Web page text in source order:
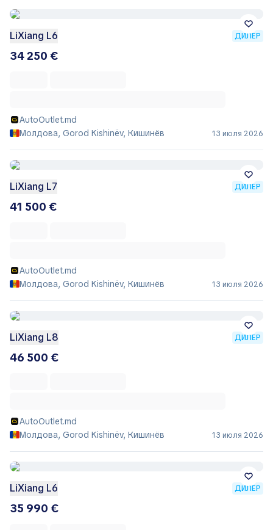
LiXiang L6 ДИЛЕР
34 250 €
AutoOutlet.md
Молдова, Gorod Kishinëv, Кишинёв
13 июля 2026
LiXiang L7 ДИЛЕР
41 500 €
AutoOutlet.md
Молдова, Gorod Kishinëv, Кишинёв
13 июля 2026
LiXiang L8 ДИЛЕР
46 500 €
AutoOutlet.md
Молдова, Gorod Kishinëv, Кишинёв
13 июля 2026
LiXiang L6 ДИЛЕР
35 990 €